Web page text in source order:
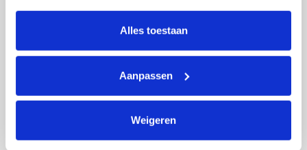
intrekken via Cookie instellingen onderaan de pagina. De
lijst met cookies is te vinden in het tabblad “details”.
Alles toestaan
Aanpassen
Weigeren